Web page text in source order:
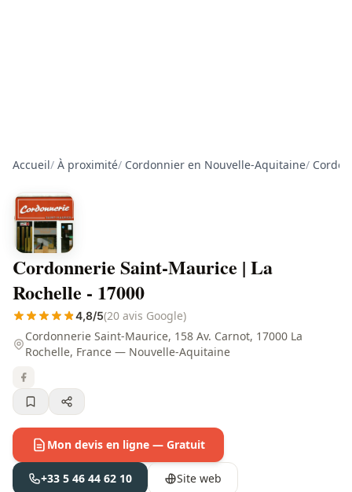
Accueil/ À proximité/ Cordonnier en Nouvelle-Aquitaine/
Cordonnerie Saint-Maurice | La
Rochelle - 17000
4,8/5(20 avis Google)
Cordonnerie Saint-Maurice, 158 Av. Carnot, 17000 La
Rochelle, France — Nouvelle-Aquitaine
Mon devis en ligne — Gratuit
+33 5 46 44 62 10 Site web